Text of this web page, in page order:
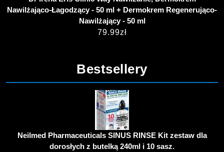
Nawilżająco-Łagodzący - 50 ml + Dermokrem Regenerująco-
Nawilżający - 50 ml
79.99zł
Bestsellery
Neilmed Pharmaceuticals SINUS RINSE Kit zestaw dla
dorosłych z butelką 240ml i 10 sasz.